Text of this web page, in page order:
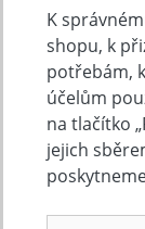
23 let na
K
shopu, k
potřebám,
účelům
na tlačítko
jejich